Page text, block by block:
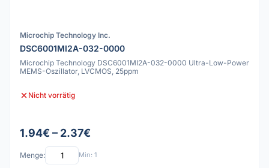
Microchip Technology Inc.
DSC6001MI2A-032-0000
Microchip Technology DSC6001MI2A-032-0000 Ultra-Low-Power
MEMS-Oszillator, LVCMOS, 25ppm
Nicht vorrätig
1.94€ – 2.37€
Menge: Min: 1